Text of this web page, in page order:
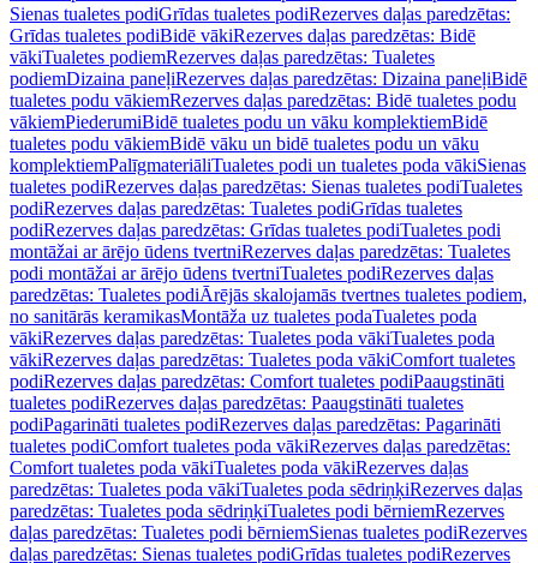
Sienas tualetes podiGrīdas tualetes podiRezerves daļas paredzētas:
Grīdas tualetes podiBidē vākiRezerves daļas paredzētas: Bidē
vākiTualetes podiemRezerves daļas paredzētas: Tualetes
podiemDizaina paneļiRezerves daļas paredzētas: Dizaina paneļiBidē
tualetes podu vākiemRezerves daļas paredzētas: Bidē tualetes podu
vākiemPiederumiBidē tualetes podu un vāku komplektiemBidē
tualetes podu vākiemBidē vāku un bidē tualetes podu un vāku
komplektiemPalīgmateriāliTualetes podi un tualetes poda vākiSienas
tualetes podiRezerves daļas paredzētas: Sienas tualetes podiTualetes
podiRezerves daļas paredzētas: Tualetes podiGrīdas tualetes
podiRezerves daļas paredzētas: Grīdas tualetes podiTualetes podi
montāžai ar ārējo ūdens tvertniRezerves daļas paredzētas: Tualetes
podi montāžai ar ārējo ūdens tvertniTualetes podiRezerves daļas
paredzētas: Tualetes podiĀrējās skalojamās tvertnes tualetes podiem,
no sanitārās keramikasMontāža uz tualetes podaTualetes poda
vākiRezerves daļas paredzētas: Tualetes poda vākiTualetes poda
vākiRezerves daļas paredzētas: Tualetes poda vākiComfort tualetes
podiRezerves daļas paredzētas: Comfort tualetes podiPaaugstināti
tualetes podiRezerves daļas paredzētas: Paaugstināti tualetes
podiPagarināti tualetes podiRezerves daļas paredzētas: Pagarināti
tualetes podiComfort tualetes poda vākiRezerves daļas paredzētas:
Comfort tualetes poda vākiTualetes poda vākiRezerves daļas
paredzētas: Tualetes poda vākiTualetes poda sēdriņķiRezerves daļas
paredzētas: Tualetes poda sēdriņķiTualetes podi bērniemRezerves
daļas paredzētas: Tualetes podi bērniemSienas tualetes podiRezerves
daļas paredzētas: Sienas tualetes podiGrīdas tualetes podiRezerves